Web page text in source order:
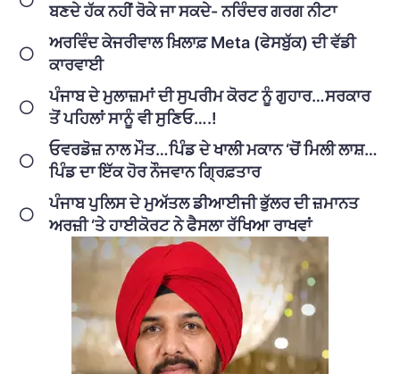
ਬਣਦੇ ਹੱਕ ਨਹੀਂ ਰੋਕੇ ਜਾ ਸਕਦੇ- ਨਰਿੰਦਰ ਗਰਗ ਨੀਟਾ
ਅਰਵਿੰਦ ਕੇਜਰੀਵਾਲ ਖ਼ਿਲਾਫ਼ Meta (ਫੇਸਬੁੱਕ) ਦੀ ਵੱਡੀ
ਕਾਰਵਾਈ
ਪੰਜਾਬ ਦੇ ਮੁਲਾਜ਼ਮਾਂ ਦੀ ਸੁਪਰੀਮ ਕੋਰਟ ਨੂੰ ਗੁਹਾਰ…ਸਰਕਾਰ
ਤੋਂ ਪਹਿਲਾਂ ਸਾਨੂੰ ਵੀ ਸੁਣਿਓ….!
ਓਵਰਡੋਜ਼ ਨਾਲ ਮੌਤ…ਪਿੰਡ ਦੇ ਖਾਲੀ ਮਕਾਨ ‘ਚੋਂ ਮਿਲੀ ਲਾਸ਼…
ਪਿੰਡ ਦਾ ਇੱਕ ਹੋਰ ਨੌਜਵਾਨ ਗ੍ਰਿਫ਼ਤਾਰ
ਪੰਜਾਬ ਪੁਲਿਸ ਦੇ ਮੁਅੱਤਲ ਡੀਆਈਜੀ ਭੁੱਲਰ ਦੀ ਜ਼ਮਾਨਤ
ਅਰਜ਼ੀ ‘ਤੇ ਹਾਈਕੋਰਟ ਨੇ ਫੈਸਲਾ ਰੱਖਿਆ ਰਾਖਵਾਂ